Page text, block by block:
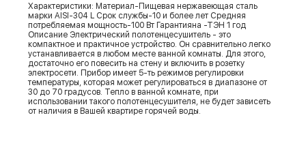
Характеристики: Материал-Пищевая нержавеющая сталь
марки AISI-304 L Срок службы-10 и более лет Средняя
потребляемая мощность-100 Вт Гарантияна -ТЭН 1 год
Описание Электрический полотенцесушитель - это
компактное и практичное устройство. Он сравнительно легко
устанавливается в любом месте ванной комнаты. Для этого,
достаточно его повесить на стену и включить в розетку
электросети. Прибор имеет 5-ть режимов регулировки
температуры, которая может регулироваться в диапазоне от
30 до 70 градусов. Тепло в ванной комнате, при
использовании такого полотенцесушителя, не будет зависеть
от наличия в Вашей квартире горячей воды.